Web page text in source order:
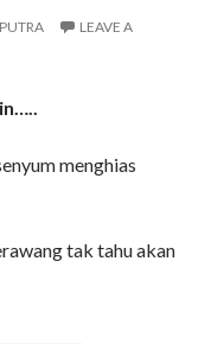
LEAVE A
menghias
tak tahu akan